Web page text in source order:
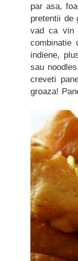
par asa,
pretentii de
vad ca vin
combinatie
indiene,
sau
creveti
groaza!